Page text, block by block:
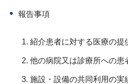
報告事項
紹介患者に対する医療の提
他の病院又は診療所への患
施設・設備の共同利用の実